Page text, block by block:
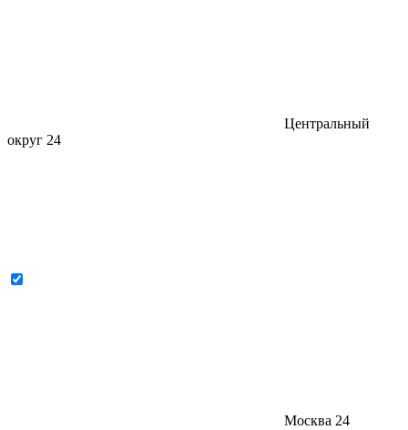
Центральный
округ 24
Москва 24